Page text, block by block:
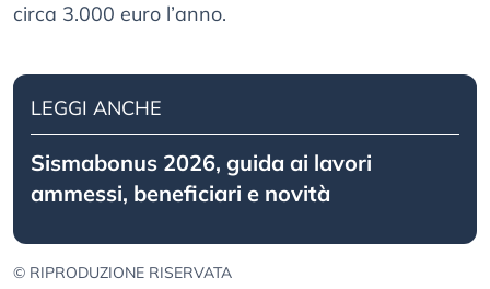
circa 3.000 euro l’anno.
LEGGI ANCHE
Sismabonus 2026, guida ai lavori
ammessi, beneficiari e novità
© RIPRODUZIONE RISERVATA